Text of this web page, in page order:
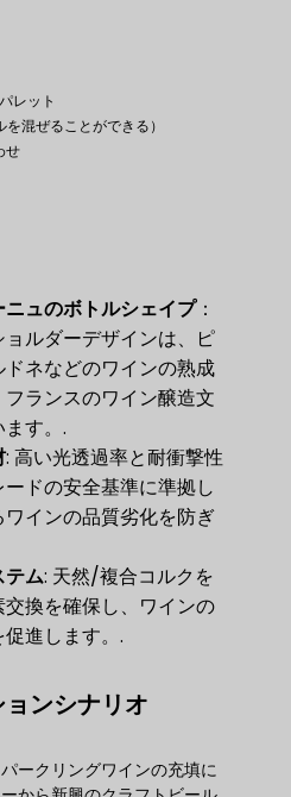
レット
混ぜることができる）
せ
ュのボトルシェイプ​：
ルダーデザインは、ピ
ネなどのワインの熟成
ランスのワイン醸造文
す。.
​: 高い光透過率と耐衝撃性
ドの安全基準に準拠し
インの品質劣化を防ぎ
テム​: 天然/複合コルクを
換を確保し、ワインの
進します。.
ンシナリオ
ークリングワインの充填に